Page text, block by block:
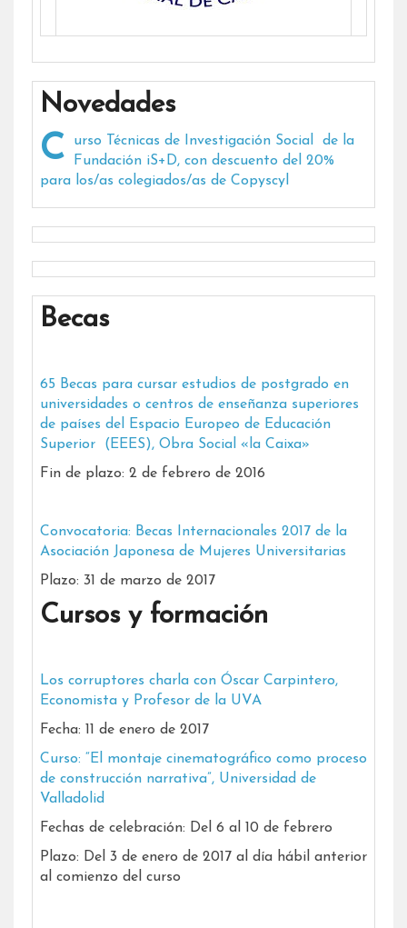
Novedades
Curso Técnicas de Investigación Social de la
Fundación iS+D, con descuento del 20%
para los/as colegiados/as de Copyscyl
Becas
65 Becas para cursar estudios de postgrado en
universidades o centros de enseñanza superiores
de países del Espacio Europeo de Educación
Superior (EEES), Obra Social «la Caixa»
Fin de plazo: 2 de febrero de 2016
Convocatoria: Becas Internacionales 2017 de la
Asociación Japonesa de Mujeres Universitarias
Plazo: 31 de marzo de 2017
Cursos y formación
Los corruptores charla con Óscar Carpintero,
Economista y Profesor de la UVA
Fecha: 11 de enero de 2017
Curso: “El montaje cinematográfico como proceso
de construcción narrativa”, Universidad de
Valladolid
Fechas de celebración: Del 6 al 10 de febrero
Plazo: Del 3 de enero de 2017 al día hábil anterior
al comienzo del curso